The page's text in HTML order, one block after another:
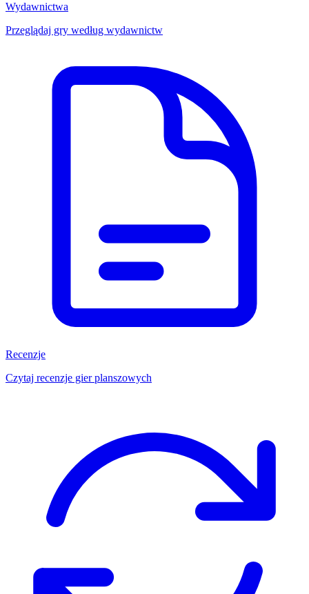
Wydawnictwa
Przeglądaj gry według wydawnictw
Recenzje
Czytaj recenzje gier planszowych